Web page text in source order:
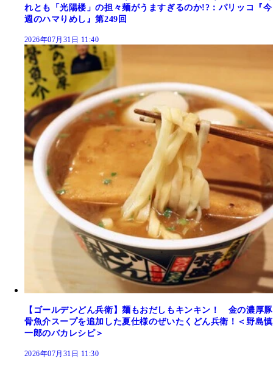
れとも「光陽楼」の担々麺がうますぎるのか!?：パリッコ『今
週のハマりめし』第249回
2026年07月31日 11:40
【ゴールデンどん兵衛】麺もおだしもキンキン！ 金の濃厚豚
骨魚介スープを追加した夏仕様のぜいたくどん兵衛！＜野島慎
一郎のバカレシピ＞
2026年07月31日 11:30